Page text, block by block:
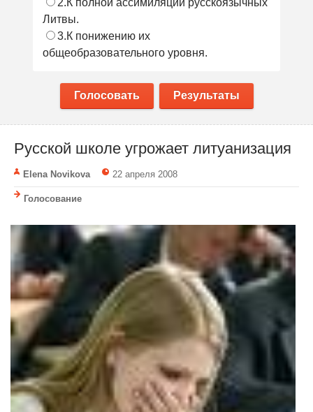
Литвы.
3.К понижению их
общеобразовательного уровня.
Голосовать Результаты
Русской школе угрожает литуанизация
Elena Novikova 22 апреля 2008
Голосование